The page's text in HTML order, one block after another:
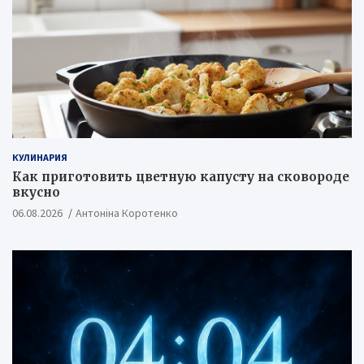
КУЛИНАРИЯ
Как приготовить цветную капусту на сковороде
вкусно
06.08.2026 Антоніна Коротенко